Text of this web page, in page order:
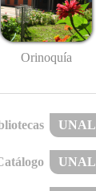
Orinoquía
UNAL
UNAL